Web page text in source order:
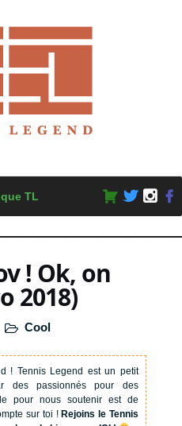
TL
! Ok, on
2018)
Cool
! Tennis Legend est un petit
des passionnés pour des
pour nous soutenir est de
sur toi !Rejoins le Tennis